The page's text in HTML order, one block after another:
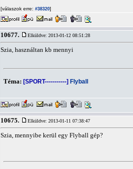
[válaszok erre: #38320]
10677. Elküldve: 2013-01-12 08:51:28
Szia, használtan kb mennyi
Téma: [SPORT-----------] Flyball
10675. Elküldve: 2013-01-11 07:38:47
Szia, mennyibe kerül egy Flyball gép?